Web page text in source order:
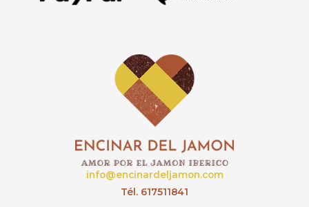
info@encinardeljamon.com
Tél. 617511841